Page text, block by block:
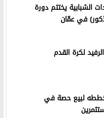
الشبابية يختتم دورة
في عمّان
لكرة القدم
خططه لبيع حصة في